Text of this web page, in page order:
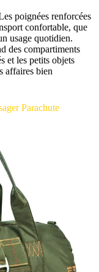
poignées renforcées
confortable, que
usage quotidien.
des compartiments
et les petits objets
affaires bien
Parachute